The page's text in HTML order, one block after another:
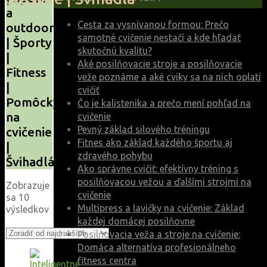
a
outdoor
| Športy
Fitness
Pomôcky
na
cvičenie
Švihadlá
Zobrazuje
sa 10
výsledkovZoradené
ceny:
najvyššej
Cesta za vysnívanou formou: Prečo
samotné cvičenie nestačí a kde hľadať
skutočnú kvalitu?
Aké posilňovacie stroje a posilňovacie
veže poznáme a aké cviky sa na nich oplatí
cvičiť
Čo je kalistenika a prečo mení pohľad na
cvičenie
Pevný základ silového tréningu
Fitnes ako základ každého športu aj
zdravého pohybu
Ako správne cvičiť: efektívny tréning s
posilňovacou vežou a ďalšími strojmi na
cvičenie
Multipress a lavičky na cvičenie: Základ
každej domácej posilňovne
Posilňovacia veža a stroje na cvičenie:
Domáca alternatíva profesionálneho
fitness centra